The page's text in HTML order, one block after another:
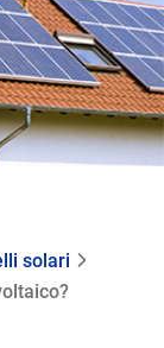
solari